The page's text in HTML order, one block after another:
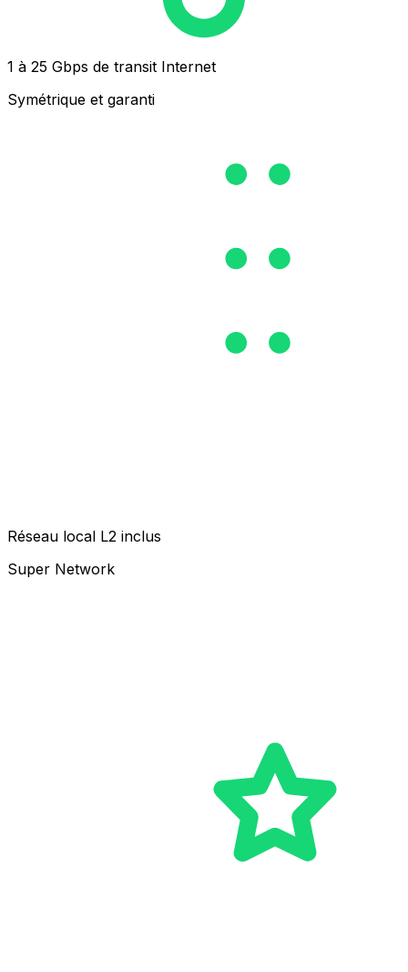
1 à 25 Gbps de transit Internet
Symétrique et garanti
Réseau local L2 inclus
Super Network